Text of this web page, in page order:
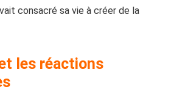
consacré sa vie à créer de la
et les réactions